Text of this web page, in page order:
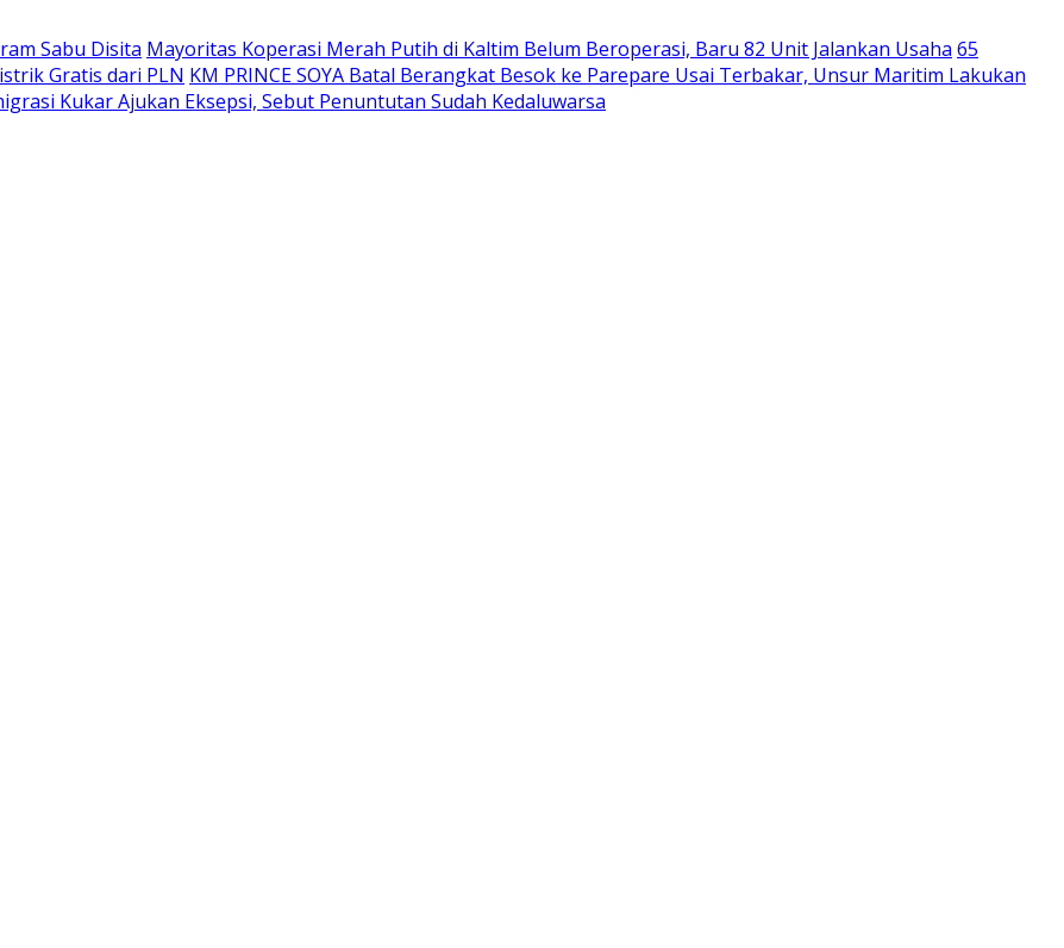
Sabu Disita Mayoritas Koperasi Merah Putih di Kaltim Belum Beroperasi, Baru 82 Unit Jalankan Usaha 65
Gratis dari PLN KM PRINCE SOYA Batal Berangkat Besok ke Parepare Usai Terbakar, Unsur Maritim Lakukan
Kukar Ajukan Eksepsi, Sebut Penuntutan Sudah Kedaluwarsa